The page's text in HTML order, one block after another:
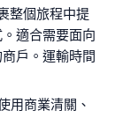
整個旅程中提
適合需要面向
戶。運輸時間
用商業清關、